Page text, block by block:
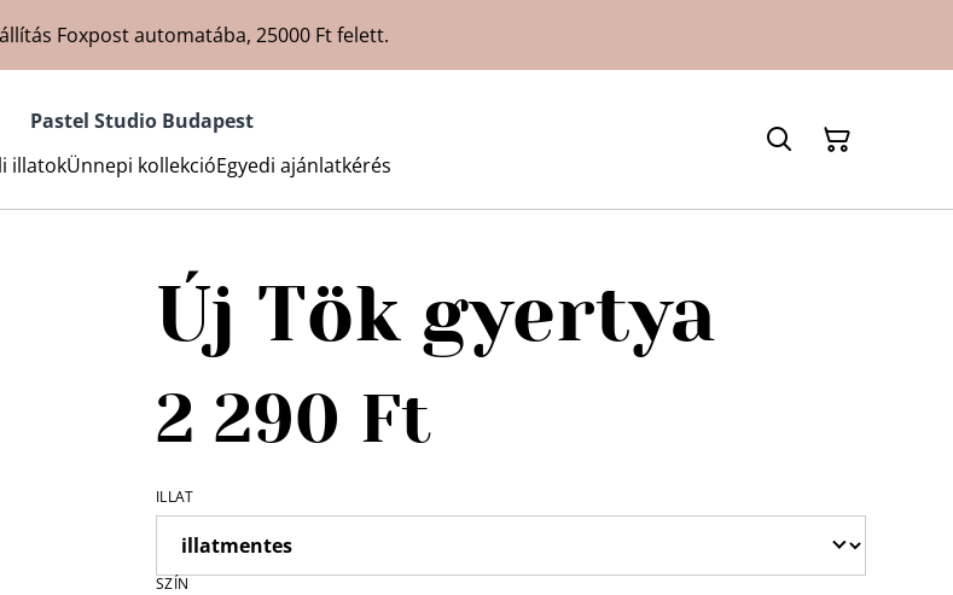
Foxpost automatába, 25000 Ft felett.
Pastel Studio Budapest
illatokÜnnepi kollekcióEgyedi ajánlatkérés
Új Tök gyertya
2 290 Ft
ILLAT
SZÍN